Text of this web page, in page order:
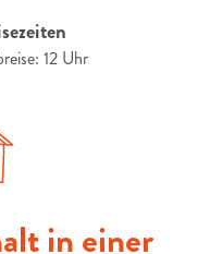
12 Uhr
in einer